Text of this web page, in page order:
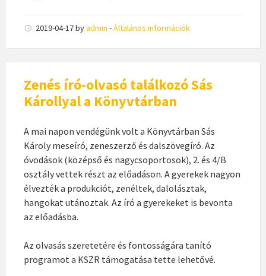
2019-04-17byadmin -Általános információk
Zenés író-olvasó találkozó Sás
Károllyal a Könyvtárban
A mai napon vendégünk volt a Könyvtárban Sás
Károly meseíró, zeneszerző és dalszövegíró. Az
óvodások (középső és nagycsoportosok), 2. és 4/B
osztály vettek részt az előadáson. A gyerekek nagyon
élvezték a produkciót, zenéltek, dalolásztak,
hangokat utánoztak. Az író a gyerekeket is bevonta
az előadásba.
Az olvasás szeretetére és fontosságára tanító
programot a KSZR támogatása tette lehetővé.